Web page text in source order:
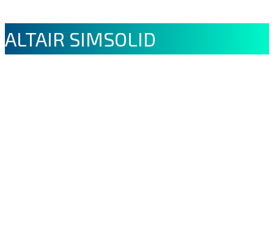
ALTAIR SIMSOLID